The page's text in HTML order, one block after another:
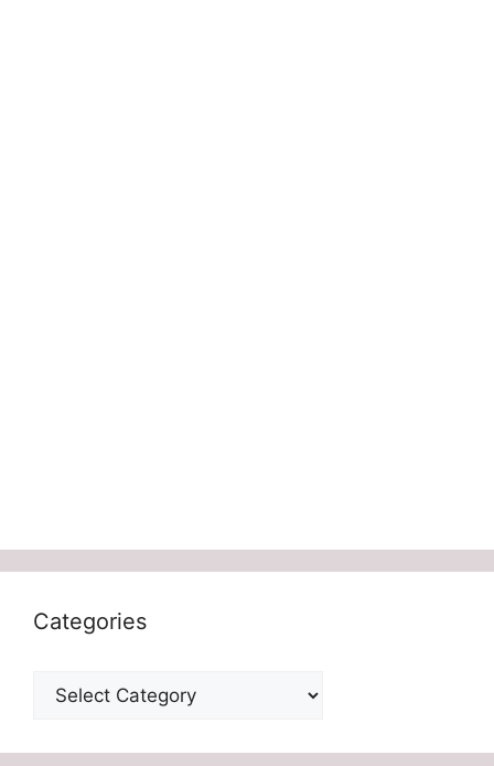
Categories
Categories